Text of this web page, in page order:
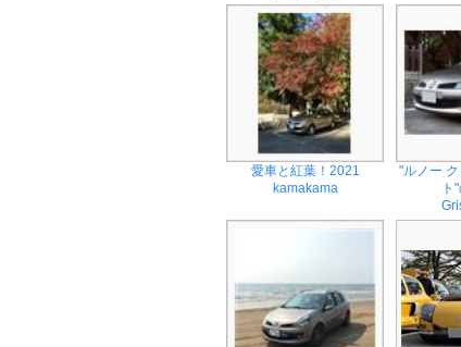
愛車と紅葉！2021
kamakama
"ルノー
ト